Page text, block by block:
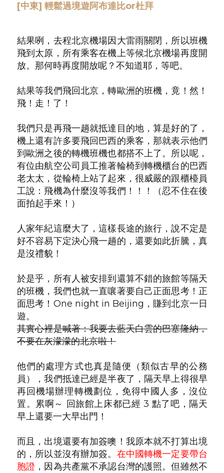
[中東] 輕鬆過境遊阿布達比or杜拜
結果咧，去程北京機場因大雷雨關閉，所以班機
飛到太原，所有乘客在機上等候北京機場再度開
放。那何時再度開放呢？不知道耶，等吧。
結果等我們飛回北京，轉歐洲的班機，竟！然！
飛！走！了！
我們只是再飛一趟就抵達目的地，算是好的了，
機上還有許多要飛回巴西的乘客，那就表示他們
到歐洲之後的轉機班機也都搭不上了。所以呢，
有位由航空公司員工推著輪椅到轉機櫃台的巴西
老太太，從輪椅上站了起來，很威嚴的跟櫃檯員
工說：飛機為什麼沒等我們！！！（忍不住在後
面拍起手來！）
人家年紀這麼大了，這樣長途的旅行，說不定是
好不容易下定決心飛一趟的，還要如此折騰，真
是沒禮貌！
於是乎，所有人被安排到還算不錯的旅館等隔天
的班機，我們也就一直嚷著要自己正面思考！正
面思考！One night in Beijing，賺到北京一日
遊。
其實心裡是喊著：我要去藍天白雲的巴塞隆納，
不要在灰濛濛的北京啦！
他們的處理方式也真是隨便（類似古早的公務
員），我們抵達已經是半夜了，隔天早上得很早
再回機場辦理轉機劃位，免得中國人多，沒位
置。累啊～ 回旅館上床都已經 3 點了吧，隔天
早上還要一大早出門！
而且，出境還要有加簽噢！我原本就不打算出境
的，所以並沒有辦加簽。 在中國轉機一定要帶台
胞證 ，因為共產黨不承認台灣的護照。但雖然不